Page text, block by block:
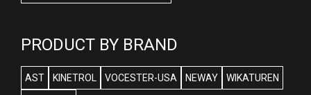
PRODUCT BY BRAND
AST KINETROL VOCESTER-USA NEWAY WIKATUREN